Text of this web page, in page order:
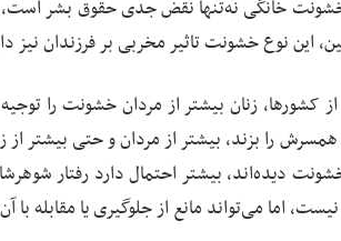
خانگی نه‌تنها نقض جدی حقوق بشر است،
نوع خشونت تاثیر مخربی بر فرزندان نیز
کشورها، زنان بیشتر از مردان خشونت را
همسرش را بزند، بیشتر از مردان و حتی بیشتر
دیده‌اند، بیشتر احتمال دارد رفتار
اما می‌تواند مانع از جلوگیری یا مقابله با